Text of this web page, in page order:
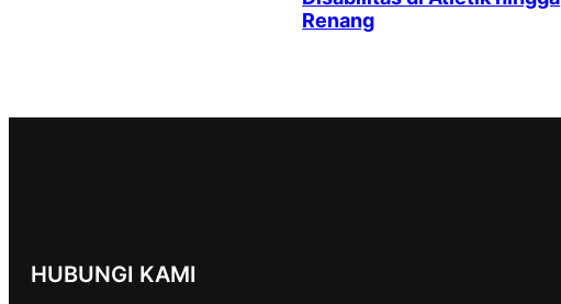
Renang
HUBUNGI KAMI